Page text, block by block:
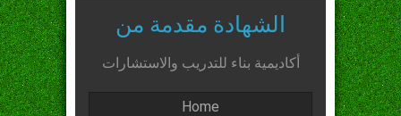
الشهادة مقدمة من
أكاديمية بناء للتدريب والاستشارات
Home